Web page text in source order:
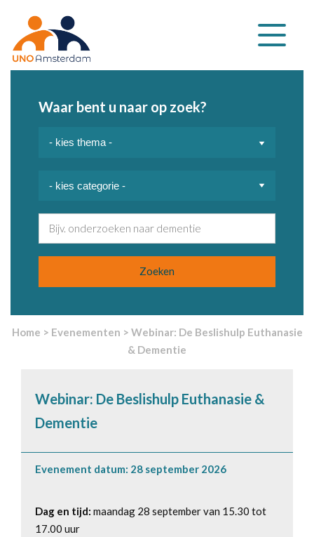
Klap
navigatie
Waar bent u naar op zoek?
Home > Evenementen > Webinar: De Beslishulp Euthanasie
& Dementie
Webinar: De Beslishulp Euthanasie &
Dementie
Evenement datum: 28 september 2026
Dag en tijd: maandag 28 september van 15.30 tot
17.00 uur